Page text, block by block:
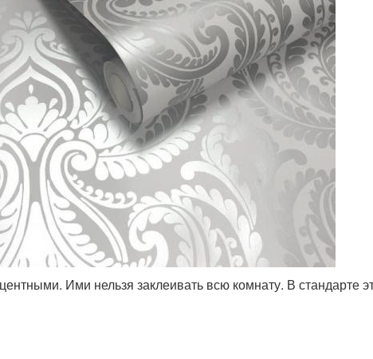
Ими нельзя заклеивать всю комнату. В стандарте